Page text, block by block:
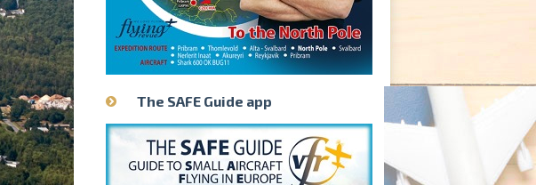
The SAFE Guide app